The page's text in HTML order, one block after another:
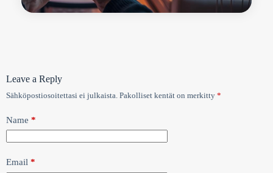
Leave a Reply
Sähköpostiosoitettasi ei julkaista. Pakolliset kentät on merkitty *
Name *
Email *